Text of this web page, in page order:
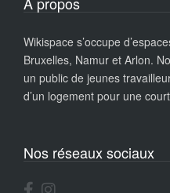
Wikispace s’occupe
Bruxelles, Namur et Arlon.
un public de jeunes
d’un logement pour une
Nos réseaux sociaux